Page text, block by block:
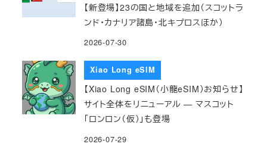
【新登場】23の国と地域を追加（スコットラ
ンド・カナリア諸島・北キプロスほか）
2026-07-30
Xiao Long eSIM
【Xiao Long eSIM（小龍eSIM）お知らせ】
サイト全体をリニューアル — マスコット
「ロンロン（仮）」も登場
2026-07-29